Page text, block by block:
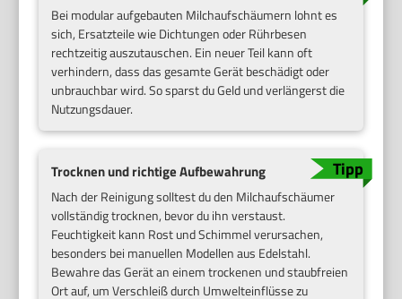
Bei modular aufgebauten Milchaufschäumern lohnt es
sich, Ersatzteile wie Dichtungen oder Rührbesen
rechtzeitig auszutauschen. Ein neuer Teil kann oft
verhindern, dass das gesamte Gerät beschädigt oder
unbrauchbar wird. So sparst du Geld und verlängerst die
Nutzungsdauer.
Trocknen und richtige Aufbewahrung
Nach der Reinigung solltest du den Milchaufschäumer
vollständig trocknen, bevor du ihn verstaust.
Feuchtigkeit kann Rost und Schimmel verursachen,
besonders bei manuellen Modellen aus Edelstahl.
Bewahre das Gerät an einem trockenen und staubfreien
Ort auf, um Verschleiß durch Umwelteinflüsse zu